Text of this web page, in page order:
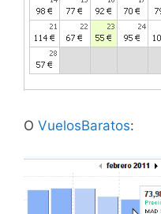
O VuelosBaratos: